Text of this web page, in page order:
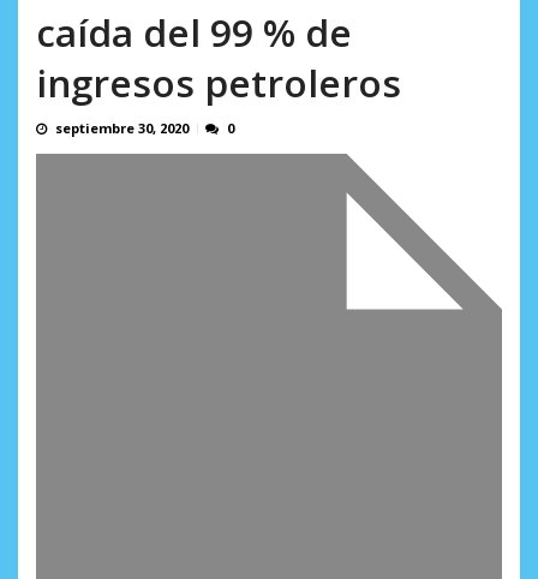
caída del 99 % de
ingresos petroleros
septiembre 30, 2020 0